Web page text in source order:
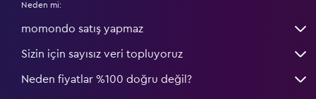
Neden mi:
momondo satış yapmaz
Sizin için sayısız veri topluyoruz
Neden fiyatlar %100 doğru değil?